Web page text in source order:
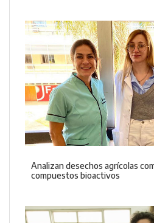
Analizan desechos agrícolas
compuestos bioactivos